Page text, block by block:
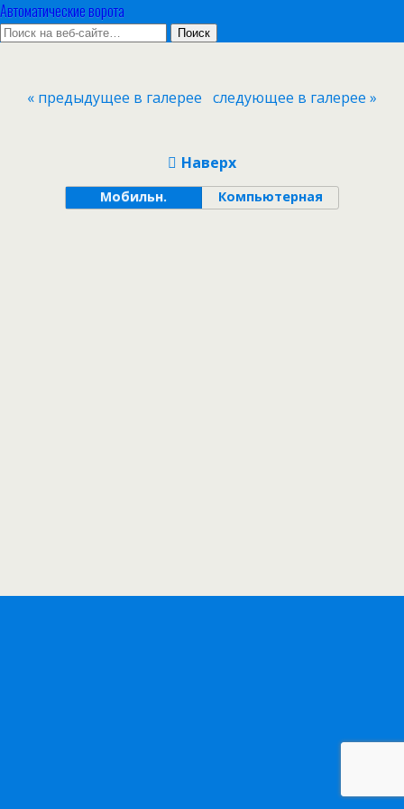
Автоматические ворота
« предыдущее в галерее следующее в галерее »
Наверх
Мобильн. Компьютерная